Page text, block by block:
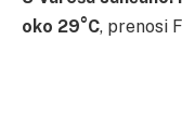
oko 29°C, prenosi